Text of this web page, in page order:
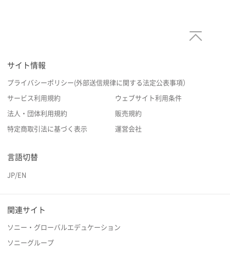
サイト情報
プライバシーポリシー(外部送信規律に関する法定公表事項）
サービス利用規約 ウェブサイト利用条件
法人・団体利用規約 販売規約
特定商取引法に基づく表示 運営会社
言語切替
JP/EN
関連サイト
ソニー・グローバルエデュケーション
ソニーグループ